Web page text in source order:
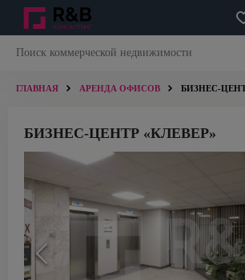
ГЛАВНАЯ АРЕНДА ОФИСОВ БИЗНЕС-
БИЗНЕС-ЦЕНТР «КЛЕВЕР»